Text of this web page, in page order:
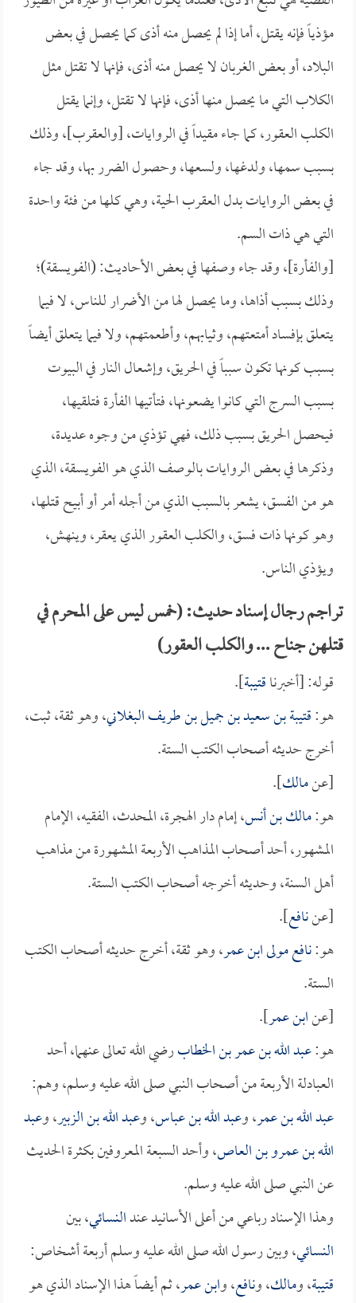
مؤذياً فإنه يقتل، أما إذا لم يحصل منه أذى كما يحصل في بعض
البلاد، أو بعض الغربان لا يحصل منه أذى، فإنها لا تقتل مثل
الكلاب التي ما يحصل منها أذى، فإنها لا تقتل، وإنما يقتل
الكلب العقور، كما جاء مقيداً في الروايات، [والعقرب]، وذلك
بسبب سمها، ولدغها، ولسعها، وحصول الضرر بها، وقد جاء
في بعض الروايات بدل العقرب الحية، وهي كلها من فئة واحدة
التي هي ذات السم.
[والفأرة]، وقد جاء وصفها في بعض الأحاديث: (الفويسقة)؛
وذلك بسبب أذاها، وما يحصل لها من الأضرار للناس، لا فيما
يتعلق بإفساد أمتعتهم، وثيابهم، وأطعمتهم، ولا فيما يتعلق أيضاً
بسبب كونها تكون سبباً في الحريق، وإشعال النار في البيوت
بسبب السرج التي كانوا يضعونها، فتأتيها الفأرة فتلقيها،
فيحصل الحريق بسبب ذلك، فهي تؤذي من وجوه عديدة،
وذكرها في بعض الروايات بالوصف الذي هو الفويسقة، الذي
هو من الفسق، يشعر بالسبب الذي من أجله أمر أو أبيح قتلها،
وهو كونها ذات فسق، والكلب العقور الذي يعقر، وينهش،
ويؤذي الناس.
تراجم رجال إسناد حديث: (خمس ليس على المحرم في
قتلهن جناح ... والكلب العقور)
قوله: [أخبرناقتيبة].
هو:قتيبة بن سعيد بن جميل بن طريف البغلاني، وهو ثقة، ثبت،
أخرج حديثه أصحاب الكتب الستة.
[عنمالك].
هو:مالك بن أنس، إمام دار الهجرة، المحدث، الفقيه، الإمام
المشهور، أحد أصحاب المذاهب الأربعة المشهورة من مذاهب
أهل السنة، وحديثه أخرجه أصحاب الكتب الستة.
[عننافع].
هو:نافع مولى ابن عمر، وهو ثقة، أخرج حديثه أصحاب الكتب
الستة.
[عنابن عمر].
هو:عبد الله بن عمر بن الخطابرضي الله تعالى عنهما، أحد
العبادلة الأربعة من أصحاب النبي صلى الله عليه وسلم، وهم:
عبد الله بن عمر، وعبد الله بن عباس، وعبد الله بن الزبير، وعبد
الله بن عمرو بن العاص، وأحد السبعة المعروفين بكثرة الحديث
عن النبي صلى الله عليه وسلم.
وهذا الإسناد رباعي من أعلى الأسانيد عندالنسائي، بين
النسائي، وبين رسول الله صلى الله عليه وسلم أربعة أشخاص:
قتيبة، ومالك، ونافع، وابن عمر، ثم أيضاً هذا الإسناد الذي هو